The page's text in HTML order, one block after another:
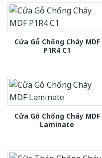
Cửa Gỗ Chống Cháy MDF
P1R4 C1
Cửa Gỗ Chống Cháy MDF
Laminate